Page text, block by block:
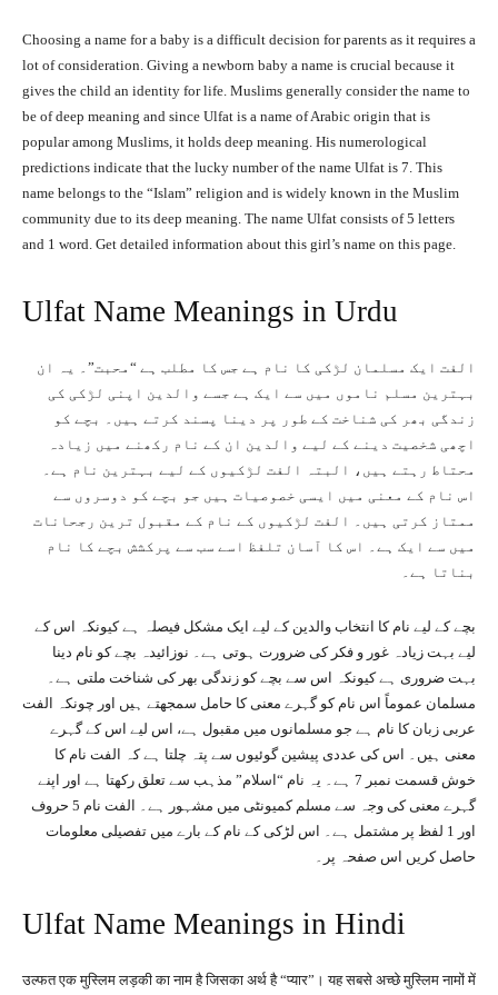
Choosing a name for a baby is a difficult decision for parents as it requires a
lot of consideration. Giving a newborn baby a name is crucial because it
gives the child an identity for life. Muslims generally consider the name to
be of deep meaning and since Ulfat is a name of Arabic origin that is
popular among Muslims, it holds deep meaning. His numerological
predictions indicate that the lucky number of the name Ulfat is 7. This
name belongs to the “Islam” religion and is widely known in the Muslim
community due to its deep meaning. The name Ulfat consists of 5 letters
and 1 word. Get detailed information about this girl’s name on this page.
Ulfat Name Meanings in Urdu
الفت ایک مسلمان لڑکی کا نام ہے جس کا مطلب ہے “محبت”۔ یہ ان
بہترین مسلم ناموں میں سے ایک ہے جسے والدین اپنی لڑکی کی
زندگی بھر کی شناخت کے طور پر دینا پسند کرتے ہیں۔ بچے کو
اچھی شخصیت دینے کے لیے والدین ان کے نام رکھنے میں زیادہ
محتاط رہتے ہیں، البتہ الفت لڑکیوں کے لیے بہترین نام ہے۔
اس نام کے معنی میں ایسی خصوصیات ہیں جو بچے کو دوسروں سے
ممتاز کرتی ہیں۔ الفت لڑکیوں کے نام کے مقبول ترین رجحانات
میں سے ایک ہے۔ اس کا آسان تلفظ اسے سب سے پرکشش بچے کا نام
بناتا ہے۔
بچے کے لیے نام کا انتخاب والدین کے لیے ایک مشکل فیصلہ ہے کیونکہ اس کے
لیے بہت زیادہ غور و فکر کی ضرورت ہوتی ہے۔ نوزائیدہ بچے کو نام دینا
بہت ضروری ہے کیونکہ اس سے بچے کو زندگی بھر کی شناخت ملتی ہے۔
مسلمان عموماً اس نام کو گہرے معنی کا حامل سمجھتے ہیں اور چونکہ الفت
عربی زبان کا نام ہے جو مسلمانوں میں مقبول ہے، اس لیے اس کے گہرے
معنی ہیں۔ اس کی عددی پیشین گوئیوں سے پتہ چلتا ہے کہ الفت نام کا
خوش قسمت نمبر 7 ہے۔ یہ نام “اسلام” مذہب سے تعلق رکھتا ہے اور اپنے
گہرے معنی کی وجہ سے مسلم کمیونٹی میں مشہور ہے۔ الفت نام 5 حروف
اور 1 لفظ پر مشتمل ہے۔ اس لڑکی کے نام کے بارے میں تفصیلی معلومات
حاصل کریں اس صفحہ پر۔
Ulfat Name Meanings in Hindi
उल्फत एक मुस्लिम लड़की का नाम है जिसका अर्थ है “प्यार”। यह सबसे अच्छे मुस्लिम नामों में